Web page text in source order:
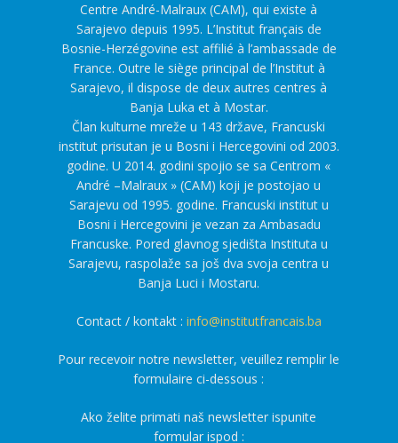
Centre André-Malraux (CAM), qui existe à
Sarajevo depuis 1995. L’Institut français de
Bosnie-Herzégovine est affilié à l’ambassade de
France. Outre le siège principal de l’Institut à
Sarajevo, il dispose de deux autres centres à
Banja Luka et à Mostar.
Član kulturne mreže u 143 države, Francuski
institut prisutan je u Bosni i Hercegovini od 2003.
godine. U 2014. godini spojio se sa Centrom «
André –Malraux » (CAM) koji je postojao u
Sarajevu od 1995. godine. Francuski institut u
Bosni i Hercegovini je vezan za Ambasadu
Francuske. Pored glavnog sjedišta Instituta u
Sarajevu, raspolaže sa još dva svoja centra u
Banja Luci i Mostaru.
Contact / kontakt : info@institutfrancais.ba
Pour recevoir notre newsletter, veuillez remplir le
formulaire ci-dessous :
Ako želite primati naš newsletter ispunite
formular ispod :